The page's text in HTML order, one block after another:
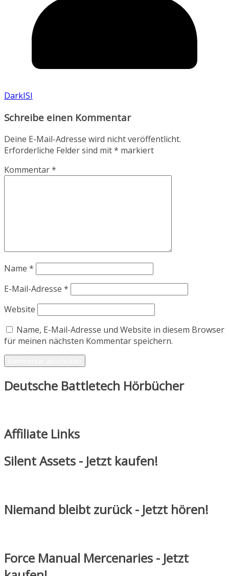
DarkISI
Schreibe einen Kommentar
Deine E-Mail-Adresse wird nicht veröffentlicht.
Erforderliche Felder sind mit* markiert
Kommentar*
Name *
E-Mail-Adresse *
Website
Name, E-Mail-Adresse und Website in diesem Browser
für meinen nächsten Kommentar speichern.
Deutsche Battletech Hörbücher
Affiliate Links
Silent Assets - Jetzt kaufen!
Niemand bleibt zurück - Jetzt hören!
Force Manual Mercenaries - Jetzt